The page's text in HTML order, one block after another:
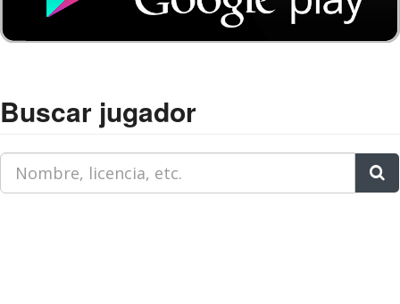
Buscar jugador